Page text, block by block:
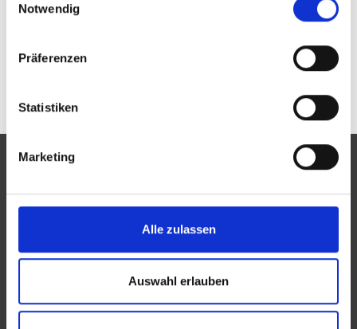
Notwendig
Präferenzen
Statistiken
Marketing
Alle zulassen
Auswahl erlauben
allgemeinen Suche.
Eine Aktion des Zentralverbandes der Augenoptiker und
Der ZVA ist ein Bundesinnungsverband, seine Mitglieder
sind die Landesinnungsverbände und Landesinnungen
des Augenoptikerhandwerks.